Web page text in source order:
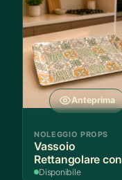
Anteprima
NOLEGGIO PROPS
Vassoio
Rettangolare con
Fantasia
Disponibile